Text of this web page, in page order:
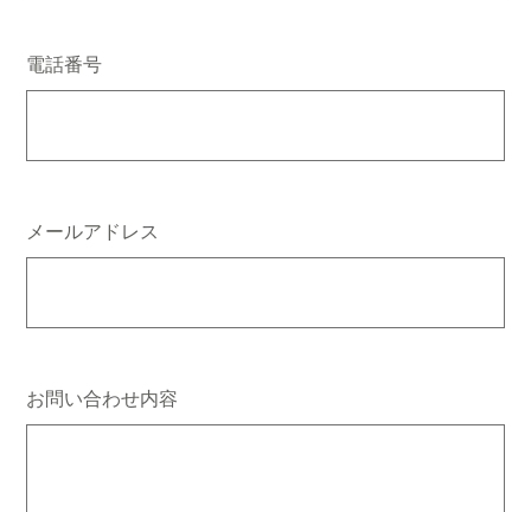
電話番号
メールアドレス
お問い合わせ内容